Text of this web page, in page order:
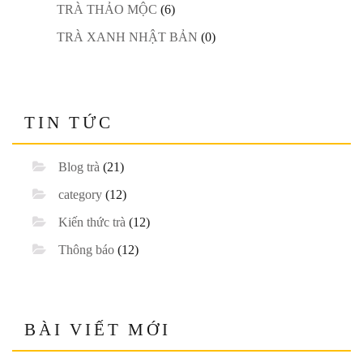
TRÀ THẢO MỘC (6)
TRÀ XANH NHẬT BẢN (0)
TIN TỨC
Blog trà (21)
category (12)
Kiến thức trà (12)
Thông báo (12)
BÀI VIẾT MỚI